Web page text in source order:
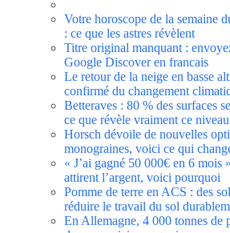
Votre horoscope de la semaine
: ce que les astres révèlent
Titre original manquant :
Google Discover en francais
Le retour de la neige en basse
confirmé du changement
Betteraves : 80 % des surfaces
ce que révèle vraiment ce
Horsch dévoile de nouvelles
monograines, voici ce qui
« J’ai gagné 50 000€ en 6 mois
attirent l’argent, voici pourquoi
Pomme de terre en ACS : des
réduire le travail du sol
En Allemagne, 4 000 tonnes de